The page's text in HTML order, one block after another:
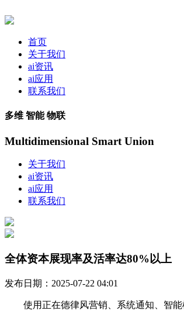
首页
关于我们
ai资讯
ai应用
联系我们
多维 智能 物联
Multidimensional Smart Union
关于我们
ai资讯
ai应用
联系我们
全体资本展现率及活率达80%以上
发布日期：2025-07-22 04:01
使用正在德律风营销、系统通知、智能